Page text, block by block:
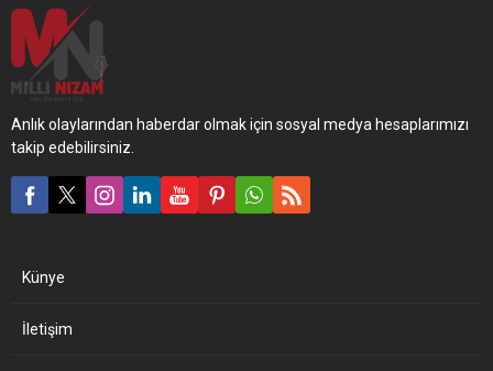
Anlık olaylarından haberdar olmak için sosyal medya hesaplarımızı
takip edebilirsiniz.
Künye
İletişim